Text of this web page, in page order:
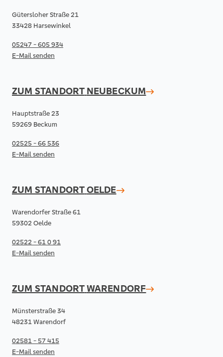
Gütersloher Straße 21
33428 Harsewinkel
05247 - 605 934
E-Mail senden
ZUM STANDORT NEUBECKUM
Hauptstraße 23
59269 Beckum
02525 - 66 536
E-Mail senden
ZUM STANDORTOELDE
Warendorfer Straße 61
59302 Oelde
02522 - 61 0 91
E-Mail senden
ZUM STANDORTWARENDORF
Münsterstraße 34
48231 Warendorf
02581 - 57 415
E-Mail senden